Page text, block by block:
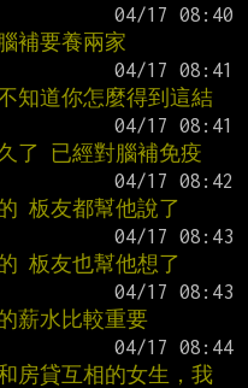
補要養兩家
知道你怎麼得到這結
了 已經對腦補免疫
板友都幫他說了
板友也幫他想了
薪水比較重要
房貸互相的女生，我